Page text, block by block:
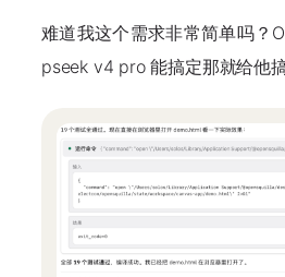
难道我这个需求非常简单吗？
pseek v4 pro 能搞定那就给他